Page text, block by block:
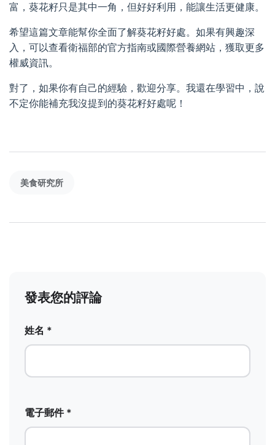
富，葵花籽只是其中一角，但好好利用，能讓生活更健康。
希望這篇文章能幫你全面了解葵花籽好處。如果有興趣深
入，可以查看衛福部的官方指南或國際營養網站，獲取更多
權威資訊。
對了，如果你有自己的經驗，歡迎分享。我還在學習中，說
不定你能補充我沒提到的葵花籽好處呢！
美食研究所
發表您的評論
姓名 *
電子郵件 *